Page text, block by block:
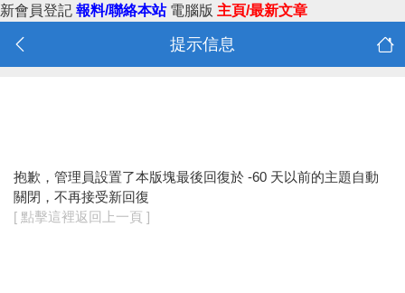
新會員登記 報料/聯絡本站 電腦版 主頁/最新文章
提示信息
抱歉，管理員設置了本版塊最後回復於 -60 天以前的主題自動
關閉，不再接受新回復
[ 點擊這裡返回上一頁 ]